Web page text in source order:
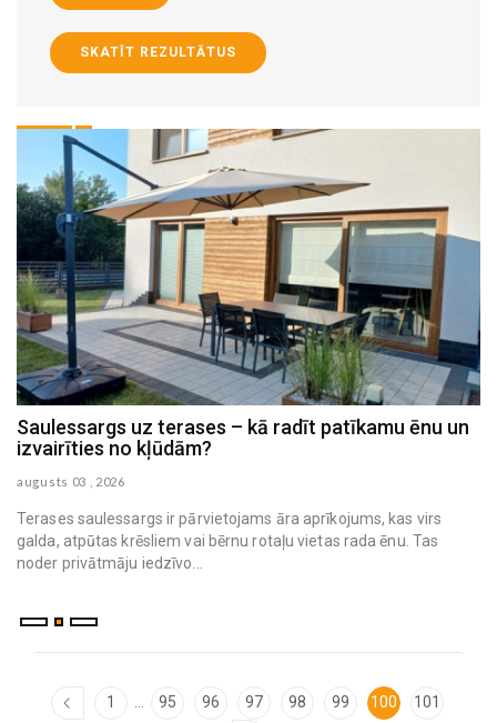
SKATĪT REZULTĀTUS
Saulessargs uz terases – kā radīt patīkamu ēnu un
izvairīties no kļūdām?
augusts 03 , 2026
Terases saulessargs ir pārvietojams āra aprīkojums, kas virs
galda, atpūtas krēsliem vai bērnu rotaļu vietas rada ēnu. Tas
noder privātmāju iedzīvo...
Mājas virsmas, kam nepieciešama īpaši rūpīga
higiēna
augusts 03 , 2026
1 95 96 97 98 99 100 101